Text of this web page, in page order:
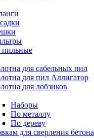
пильные
для сабельных пил
для пил Аллигатор
для лобзиков
Наборы
По металлу
По дереву
для сверления бетона